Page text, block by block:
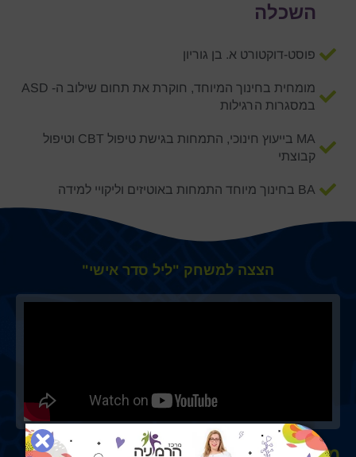
השכלה
פוסט-דוקטורט א. בן גוריון
מומחית בחינוך המיוחד, חוקרת את תחום שילוב ה- ASD
במסגרות הרגילות
MA בייעוץ חינוכי, התמחות בגישת טיפול CBT וטיפול
קבוצתי
BA בחינוך מיוחד התמחות באוטיזים וליקויי למידה
הצצה למשחק "ליל סדר אישי"